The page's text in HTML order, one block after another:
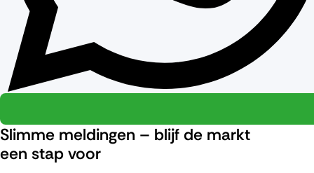
Slimme meldingen – blijf de markt
een stap voor